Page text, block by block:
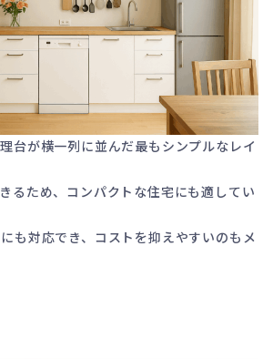
台が横一列に並んだ最もシンプルなレイ
るため、コンパクトな住宅にも適してい
も対応でき、コストを抑えやすいのもメ